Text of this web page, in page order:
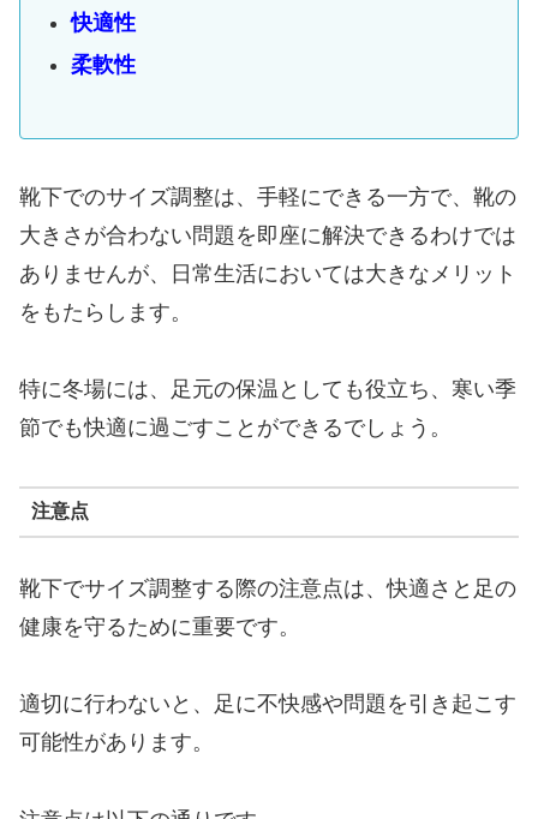
快適性
柔軟性
靴下でのサイズ調整は、手軽にできる一方で、靴の
大きさが合わない問題を即座に解決できるわけでは
ありませんが、日常生活においては大きなメリット
をもたらします。
特に冬場には、足元の保温としても役立ち、寒い季
節でも快適に過ごすことができるでしょう。
注意点
靴下でサイズ調整する際の注意点は、快適さと足の
健康を守るために重要です。
適切に行わないと、足に不快感や問題を引き起こす
可能性があります。